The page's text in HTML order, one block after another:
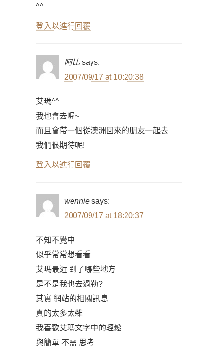
^^
登入以進行回覆
阿比 says:
2007/09/17 at 10:20:38
艾瑪^^
我也會去喔~
而且會帶一個從澳洲回來的朋友一起去
我們很期待呢!
登入以進行回覆
wennie says:
2007/09/17 at 18:20:37
不知不覺中
似乎常常想看看
艾瑪最近 到了哪些地方
是不是我也去過勒?
其實 網站的相關訊息
真的太多太雜
我喜歡艾瑪文字中的輕鬆
與簡單 不需 思考